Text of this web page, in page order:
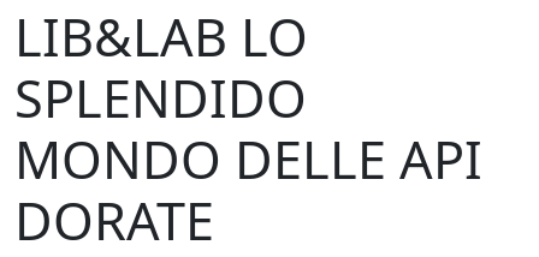
LIB&LAB LO
SPLENDIDO
MONDO DELLE API
DORATE